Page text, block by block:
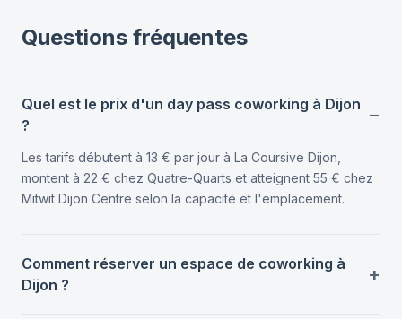
Questions fréquentes
Quel est le prix d'un day pass coworking à Dijon
?
Les tarifs débutent à 13 € par jour à La Coursive Dijon,
montent à 22 € chez Quatre-Quarts et atteignent 55 € chez
Mitwit Dijon Centre selon la capacité et l'emplacement.
Comment réserver un espace de coworking à
Dijon ?